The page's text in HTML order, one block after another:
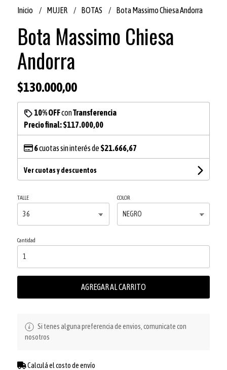
Inicio MUJER BOTAS Bota Massimo Chiesa Andorra
Bota Massimo Chiesa
Andorra
$130.000,00
10% OFFconTransferencia
Precio final:$117.000,00
6cuotas sin interés de $21.666,67
Ver cuotas y descuentos
TALLE COLOR
Cantidad
AGREGAR AL CARRITO
Si tenes alguna preferencia de envios, comunicate con
nosotros
Calculá el costo de envío